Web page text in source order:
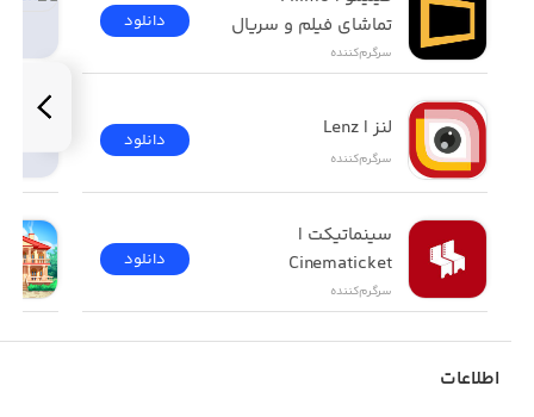
- سازگاری با Apple TV
- قابل اجرا روی تمامی دیوایس‌های iOS (آیفون 4s و مدل‌های
جدیدتر)
تماشای فیلم و سریال
سرگرم‌کننده
دانلود
لنز | Lenz
سرگرم‌کننده
دانلود
Cinematicket
سرگرم‌کننده
دانلود
اطلاعات